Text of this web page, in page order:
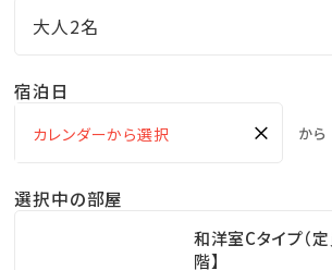
※フロント２４時間対応
・体験王国むら咲むら：９：００～１８：０
・当ホテルは、全館禁煙（一部スペー
大人2名
宿泊日
× から
選択中の部屋
和洋室Cタイプ（
階】